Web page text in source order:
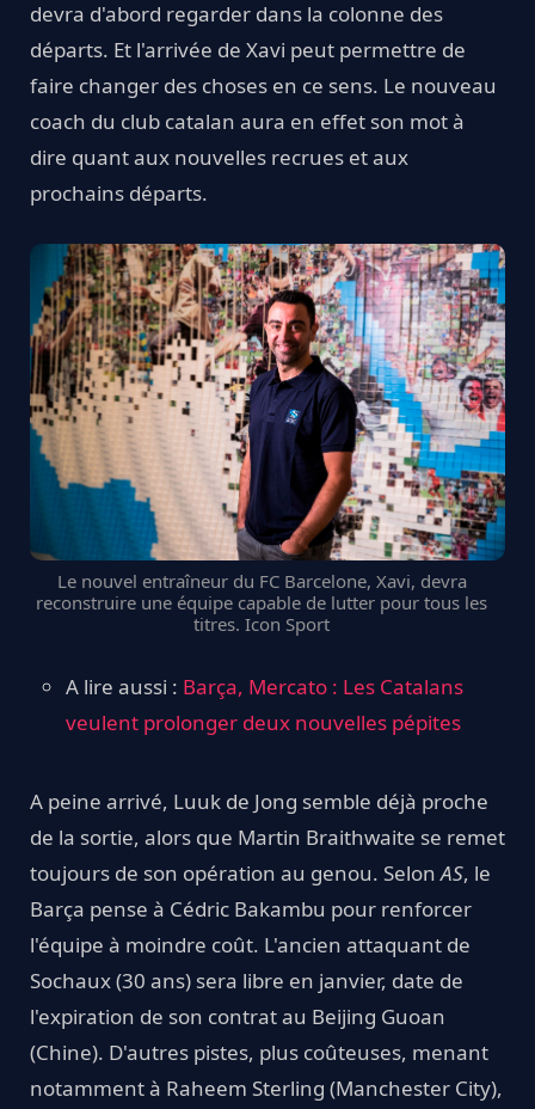
devra d'abord regarder dans la colonne des
départs. Et l'arrivée de Xavi peut permettre de
faire changer des choses en ce sens. Le nouveau
coach du club catalan aura en effet son mot à
dire quant aux nouvelles recrues et aux
prochains départs.
Le nouvel entraîneur du FC Barcelone, Xavi, devra
reconstruire une équipe capable de lutter pour tous les
titres. Icon Sport
A lire aussi : Barça, Mercato : Les Catalans
veulent prolonger deux nouvelles pépites
A peine arrivé, Luuk de Jong semble déjà proche
de la sortie, alors que Martin Braithwaite se remet
toujours de son opération au genou. SelonAS, le
Barça pense à Cédric Bakambu pour renforcer
l'équipe à moindre coût. L'ancien attaquant de
Sochaux (30 ans) sera libre en janvier, date de
l'expiration de son contrat au Beijing Guoan
(Chine). D'autres pistes, plus coûteuses, menant
notamment à Raheem Sterling (Manchester City),